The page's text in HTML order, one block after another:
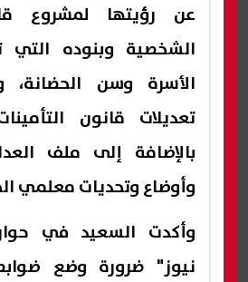
عن رؤيتها لمشروع
الشخصية وبنوده التي
الأسرة وسن
تعديلات قانون
بالإضافة إلى ملف
وأوضاع وتحديات معلمي
وأكدت السعيد في
نيوز" ضرورة وضع